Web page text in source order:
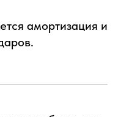
амортизация и